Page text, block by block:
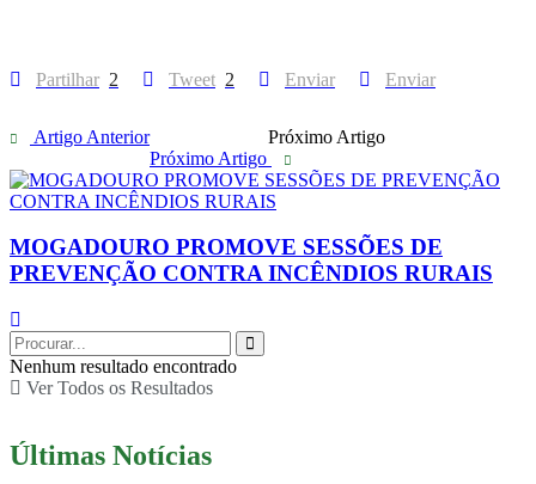
Partilhar 2 Tweet 2 Enviar Enviar
Artigo Anterior
Próximo Artigo
Próximo Artigo
MOGADOURO PROMOVE SESSÕES DE
PREVENÇÃO CONTRA INCÊNDIOS RURAIS
Nenhum resultado encontrado
Ver Todos os Resultados
Últimas Notícias